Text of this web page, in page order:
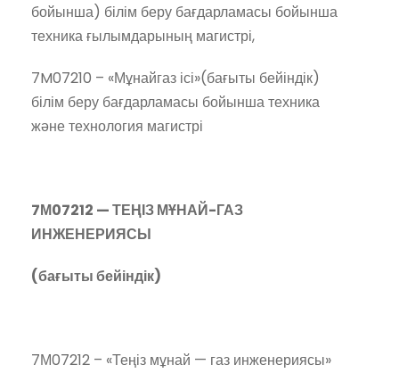
бойынша) білім беру бағдарламасы бойынша
техника ғылымдарының магистрі,
7M07210 – «Мұнайгаз ісі»(бағыты бейіндік)
білім беру бағдарламасы бойынша техника
және технология магистрі
7М07212 —ТЕҢІЗ МҰНАЙ-ГАЗ
ИНЖЕНЕРИЯСЫ
(бағыты бейіндік)
7М07212 – «Теңіз мұнай — газ инженериясы»